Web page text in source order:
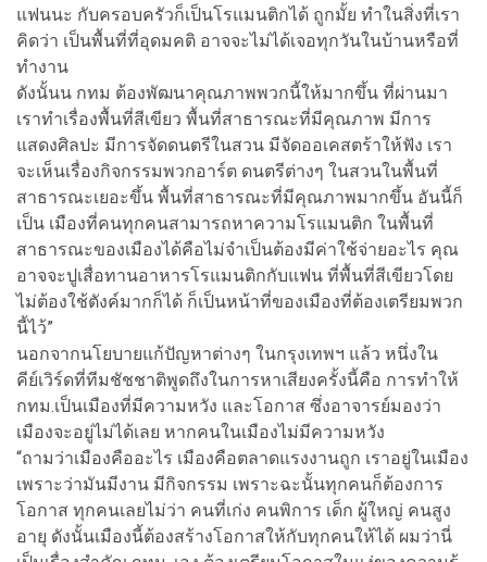
แฟนนะ กับครอบครัวก็เป็นโรแมนติกได้ ถูกมั้ย ทำในสิ่งที่เรา
คิดว่า เป็นพื้นที่ที่อุดมคติ อาจจะไม่ได้เจอทุกวันในบ้านหรือที่
ทำงาน
ดังนั้นน กทม ต้องพัฒนาคุณภาพพวกนี้ให้มากขึ้น ที่ผ่านมา
เราทำเรื่องพื้นที่สีเขียว พื้นที่สาธารณะที่มีคุณภาพ มีการ
แสดงศิลปะ มีการจัดดนตรีในสวน มีจัดออเคสตร้าให้ฟัง เรา
จะเห็นเรื่องกิจกรรมพวกอาร์ต ดนตรีต่างๆ ในสวนในพื้นที่
สาธารณะเยอะขึ้น พื้นที่สาธารณะที่มีคุณภาพมากขึ้น อันนี้ก็
เป็น เมืองที่คนทุกคนสามารถหาความโรแมนติก ในพื้นที่
สาธารณะของเมืองได้คือไม่จำเป็นต้องมีค่าใช้จ่ายอะไร คุณ
อาจจะปูเสื่อทานอาหารโรแมนติกกับแฟน ที่พื้นที่สีเขียวโดย
ไม่ต้องใช้ตังค์มากก็ได้ ก็เป็นหน้าที่ของเมืองที่ต้องเตรียมพวก
นี้ไว้”
นอกจากนโยบายแก้ปัญหาต่างๆ ในกรุงเทพฯ แล้ว หนึ่งใน
คีย์เวิร์ดที่ทีมชัชชาติพูดถึงในการหาเสียงครั้งนี้คือ การทำให้
กทม.เป็นเมืองที่มีความหวัง และโอกาส ซึ่งอาจารย์มองว่า
เมืองจะอยู่ไม่ได้เลย หากคนในเมืองไม่มีความหวัง
“ถามว่าเมืองคืออะไร เมืองคือตลาดแรงงานถูก เราอยู่ในเมือง
เพราะว่ามันมีงาน มีกิจกรรม เพราะฉะนั้นทุกคนก็ต้องการ
โอกาส ทุกคนเลยไม่ว่า คนที่เก่ง คนพิการ เด็ก ผู้ใหญ่ คนสูง
อายุ ดังนั้นเมืองนี้ต้องสร้างโอกาสให้กับทุกคนให้ได้ ผมว่านี่